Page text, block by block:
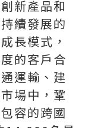
新產品和
續發展的
長模式，
的客戶合
運輸、建
場中，鞏
容的跨國